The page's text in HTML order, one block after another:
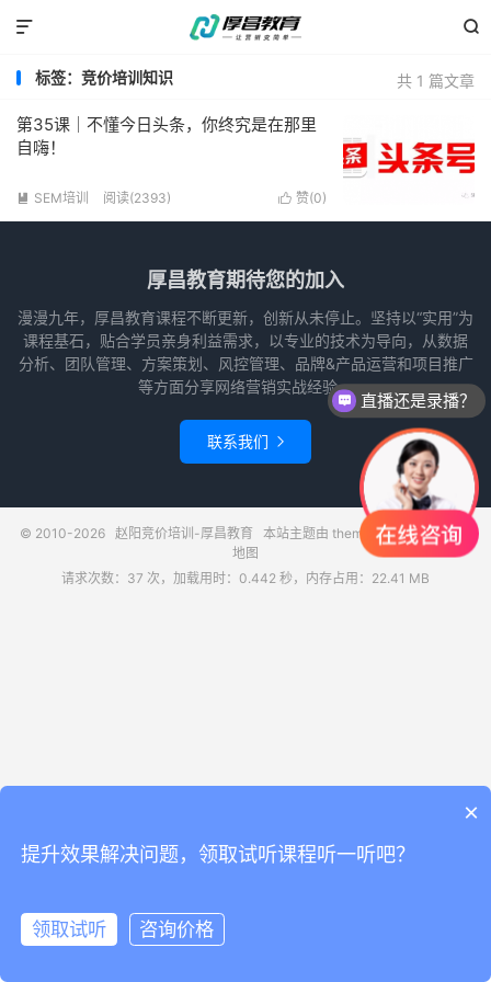


共 1 篇文章
标签：竞价培训知识
第35课｜不懂今日头条，你终究是在那里
自嗨！
 赞(0)
 SEM培训 阅读(2393)
厚昌教育期待您的加入
漫漫九年，厚昌教育课程不断更新，创新从未停止。坚持以“实用”为
课程基石，贴合学员亲身利益需求，以专业的技术为导向，从数据
分析、团队管理、方案策划、风控管理、品牌&产品运营和项目推广
等方面分享网络营销实战经验。
联系我们 
© 2010-2026 赵阳竞价培训-厚昌教育 本站主题由 themebetter提供网站
地图
请求次数：37 次，加载用时：0.442 秒，内存占用：22.41 MB
直播还是录播？
×
提升效果解决问题，领取试听课程听一听吧？
领取试听
咨询价格
领取试听